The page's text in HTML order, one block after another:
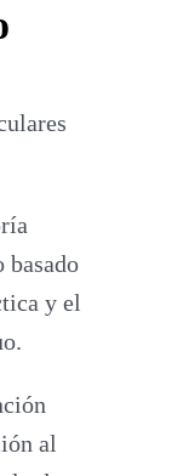
basado
y el
al